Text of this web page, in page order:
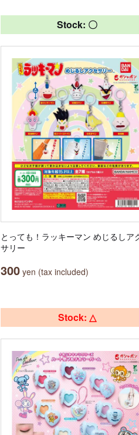
Stock: 〇
とっても！ラッキーマン めじるしア
サリー
300 yen (tax included)
Stock: △